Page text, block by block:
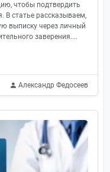
чтобы подтвердить
статье рассказываем,
выписку через личный
заверения....
Александр Федосеев